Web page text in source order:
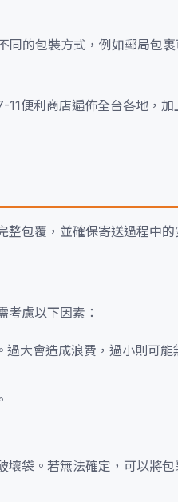
的包裝方式，例如郵局包
便利商店遍佈全台各地，
包覆，並確保寄送過程中的
慮以下因素：
大會造成浪費，過小則可
袋。若無法確定，可以將